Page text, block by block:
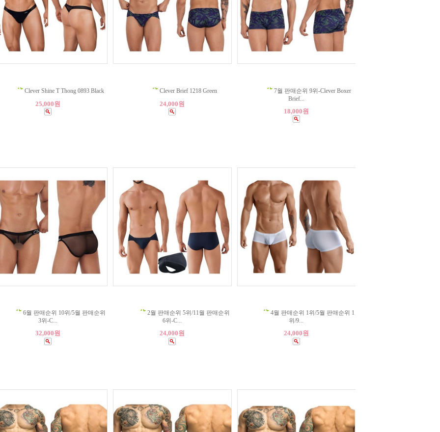
Clever Shine T Thong 0893 Black
25,000원
Clever Brief 1218 Green
24,000원
7월 판매순위 9위-Clever Boxer
Brief...
18,000원
6월 판매순위 10위/5월 판매순위
3위-C...
32,000원
2월 판매순위 5위/11월 판매순위
6위-C...
24,000원
4월 판매순위 1위/5월 판매순위 1
위/9...
24,000원